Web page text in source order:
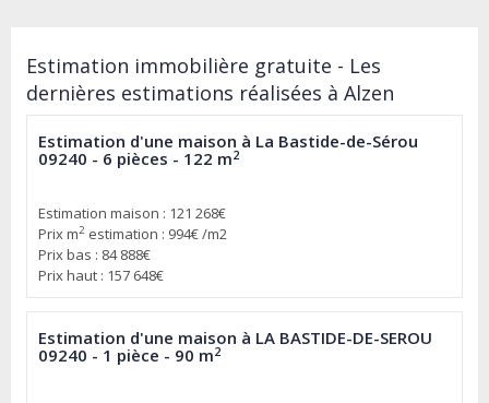
Estimation immobilière gratuite - Les
dernières estimations réalisées à Alzen
Estimation d'une maison à La Bastide-de-Sérou
09240 - 6 pièces - 122 m2
Estimation maison : 121 268€
Prix m2 estimation : 994€ /m2
Prix bas : 84 888€
Prix haut : 157 648€
Estimation d'une maison à LA BASTIDE-DE-SEROU
09240 - 1 pièce - 90 m2